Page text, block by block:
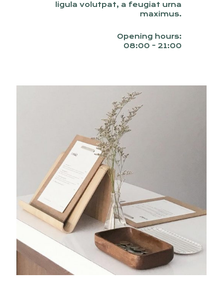
ligula volutpat, a feugiat urna
maximus.
Opening hours:
08:00 - 21:00